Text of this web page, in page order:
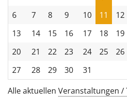
6
7 8 9 10 11
12
13
14 15 16 17 18
19
20
21 22 23 24 25
26
27
28 29 30
31
Alle aktuellen Veranstaltungen /